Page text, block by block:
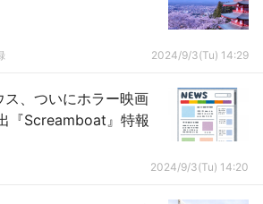
2024/9/3(Tu) 14:29
ス、ついにホラー映画
『Screamboat』特報
2024/9/3(Tu) 14:20